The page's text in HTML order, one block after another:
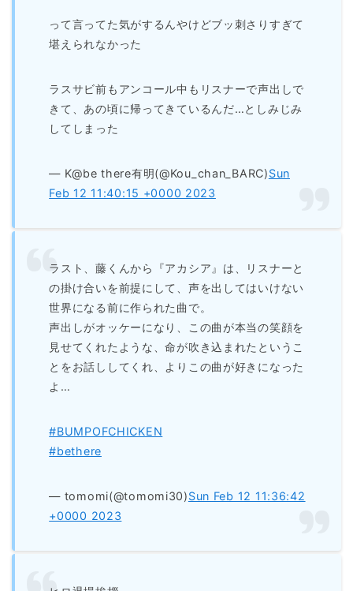
って言ってた気がするんやけどブッ刺さりすぎて
堪えられなかった
ラスサビ前もアンコール中もリスナーで声出しで
きて、あの頃に帰ってきているんだ…としみじみ
してしまった
— K@be there有明(@Kou_chan_BARC)Sun
Feb 12 11:40:15 +0000 2023
ラスト、藤くんから『アカシア』は、リスナーと
の掛け合いを前提にして、声を出してはいけない
世界になる前に作られた曲で。
声出しがオッケーになり、この曲が本当の笑顔を
見せてくれたような、命が吹き込まれたというこ
とをお話ししてくれ、よりこの曲が好きになった
よ…
#BUMPOFCHICKEN
#bethere
— tomomi(@tomomi30)Sun Feb 12 11:36:42
+0000 2023